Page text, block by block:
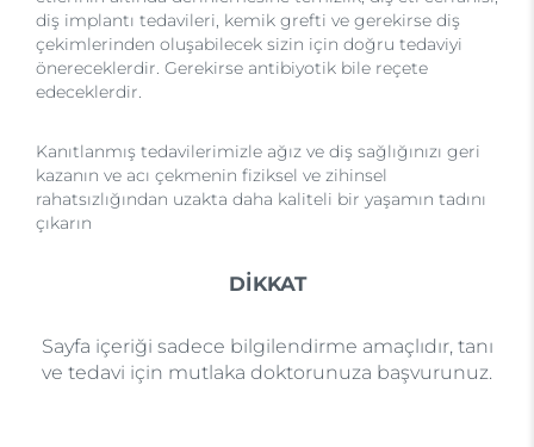
diş implantı tedavileri, kemik grefti ve gerekirse diş
çekimlerinden oluşabilecek sizin için doğru tedaviyi
önereceklerdir. Gerekirse antibiyotik bile reçete
edeceklerdir.
Kanıtlanmış tedavilerimizle ağız ve diş sağlığınızı geri
kazanın ve acı çekmenin fiziksel ve zihinsel
rahatsızlığından uzakta daha kaliteli bir yaşamın tadını
çıkarın
DİKKAT
Sayfa içeriği sadece bilgilendirme amaçlıdır, tanı
ve tedavi için mutlaka doktorunuza başvurunuz.